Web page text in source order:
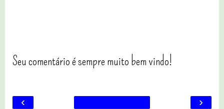
Seu comentário é sempre muito bem vindo!
‹ ›